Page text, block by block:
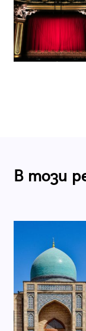
В този